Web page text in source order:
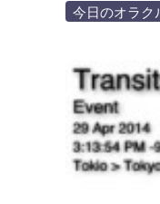
今日のオラク